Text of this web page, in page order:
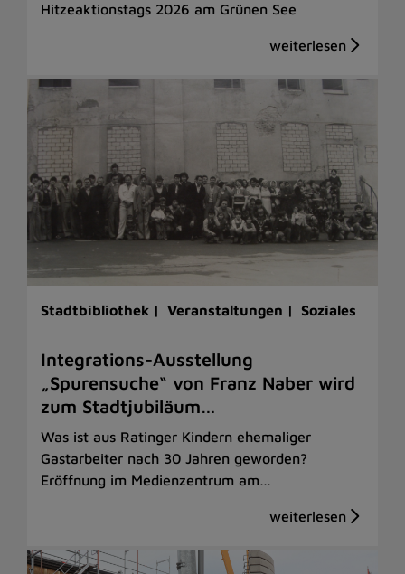
Hitzeaktionstags 2026 am Grünen See
Stadtbibliothek | Veranstaltungen | Soziales
Integrations-Ausstellung
„Spurensuche“ von Franz Naber wird
zum Stadtjubiläum…
Was ist aus Ratinger Kindern ehemaliger
Gastarbeiter nach 30 Jahren geworden?
Eröffnung im Medienzentrum am…